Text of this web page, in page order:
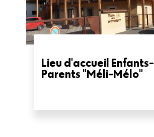
Lieu d'accueil Enfants-
Parents "Méli-Mélo"